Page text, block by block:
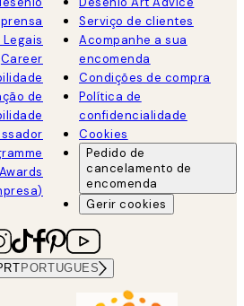
Career
de
Serviço de clientes
Acompanhe a sua
encomenda
Condições de compra
Política de
confidencialidade
Cookies
Pedido de
cancelamento de
encomenda
Gerir cookies
PORTUGUES